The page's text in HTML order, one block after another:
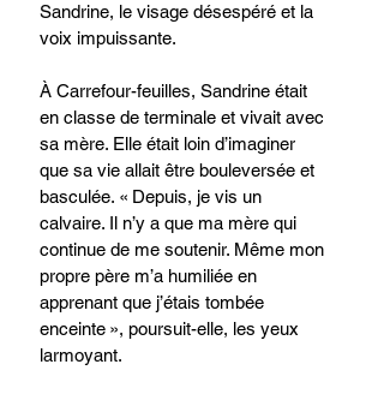
Sandrine, le visage désespéré et la
voix impuissante.
À Carrefour-feuilles, Sandrine était
en classe de terminale et vivait avec
sa mère. Elle était loin d’imaginer
que sa vie allait être bouleversée et
basculée. « Depuis, je vis un
calvaire. Il n’y a que ma mère qui
continue de me soutenir. Même mon
propre père m’a humiliée en
apprenant que j’étais tombée
enceinte », poursuit-elle, les yeux
larmoyant.